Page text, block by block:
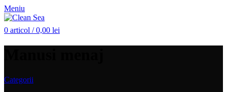
Meniu
0 articol / 0,00 lei
Categorii